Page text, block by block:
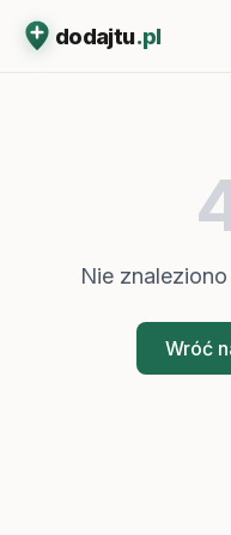
dodajtu.pl
Nie
Wróć